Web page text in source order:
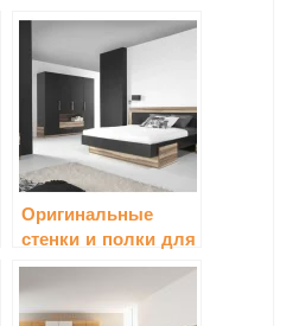
Оригинальные
стенки и полки для
спальной комнаты